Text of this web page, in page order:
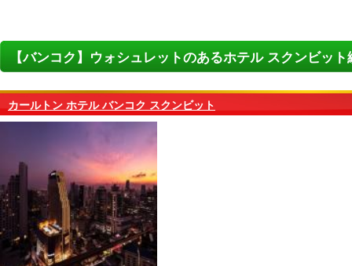
【バンコク】ウォシュレットのあるホテル スクンビット
カールトン ホテル バンコク スクンビット